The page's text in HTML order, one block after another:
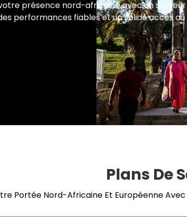
présence nord-africaine avec un
performances fiables et un solide accès au
Plans De
Portée Nord-Africaine Et Européenne